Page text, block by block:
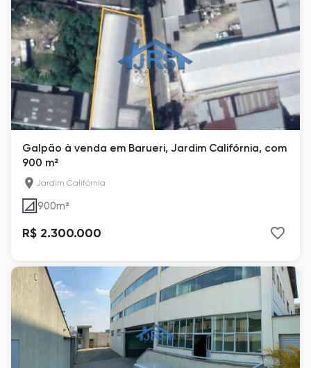
Galpão à venda em Barueri, Jardim Califórnia, com
900 m²
Jardim Califórnia
900m²
R$ 2.300.000